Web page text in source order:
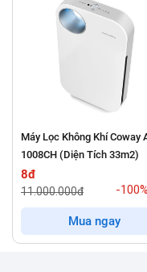
chốt để bảo vệ sức
là
gian sống vừa và nhỏ.
lọc tiên tiến và khả
Coway AP-1018F mang
khuẩn, bảo vệ sức khỏe
thân yêu.
Điểm nổi bật của Máy
Máy Lọc Không Khí Coway
1008CH (Diện Tích 33m2)
8đ
11.000.000đ -100%
Mua ngay